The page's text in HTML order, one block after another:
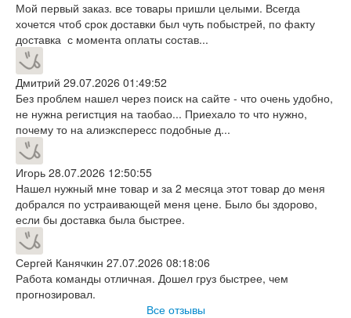
Мой первый заказ. все товары пришли целыми. Всегда
хочется чтоб срок доставки был чуть побыстрей, по факту
доставка с момента оплаты состав...
Дмитрий 29.07.2026 01:49:52
Без проблем нашел через поиск на сайте - что очень удобно,
не нужна регистция на таобао... Приехало то что нужно,
почему то на алиэкспересс подобные д...
Игорь 28.07.2026 12:50:55
Нашел нужный мне товар и за 2 месяца этот товар до меня
добрался по устраивающей меня цене. Было бы здорово,
если бы доставка была быстрее.
Сергей Канячкин 27.07.2026 08:18:06
Работа команды отличная. Дошел груз быстрее, чем
прогнозировал.
Все отзывы